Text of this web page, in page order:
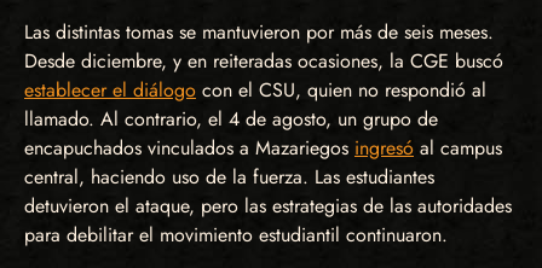
Las distintas tomas se mantuvieron por más de seis meses.
Desde diciembre, y en reiteradas ocasiones, la CGE buscó
establecer el diálogo con el CSU, quien no respondió al
llamado. Al contrario, el 4 de agosto, un grupo de
encapuchados vinculados a Mazariegos ingresó al campus
central, haciendo uso de la fuerza. Las estudiantes
detuvieron el ataque, pero las estrategias de las autoridades
para debilitar el movimiento estudiantil continuaron.